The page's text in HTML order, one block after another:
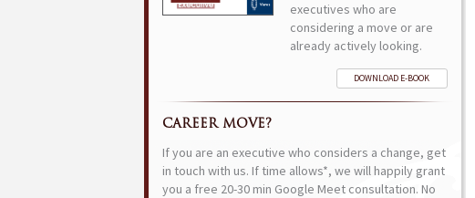
executives who are
considering a move or are
already actively looking.
DOWNLOAD E-BOOK
CAREER MOVE?
If you are an executive who considers a change, get
in touch with us. If time allows*, we will happily grant
you a free 20-30 min Google Meet consultation. No